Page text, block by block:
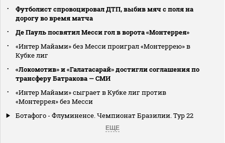
Футболист спровоцировал ДТП, выбив мяч с поля на
дорогу во время матча
Де Пауль посвятил Месси гол в ворота «Монтеррея»
«Интер Майами» без Месси проиграл «Монтеррею» в
Кубке лиг
«Локомотив» и «Галатасарай» достигли соглашения по
трансферу Батракова — СМИ
«Интер Майами» сыграет в Кубке лиг против
«Монтеррея» без Месси
Ботафого - Флуминенсе. Чемпионат Бразилии. Тур 22
ЕЩЕ